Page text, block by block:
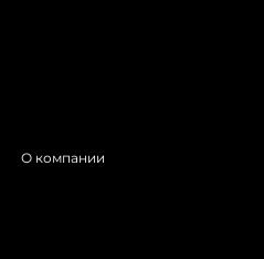
О компании